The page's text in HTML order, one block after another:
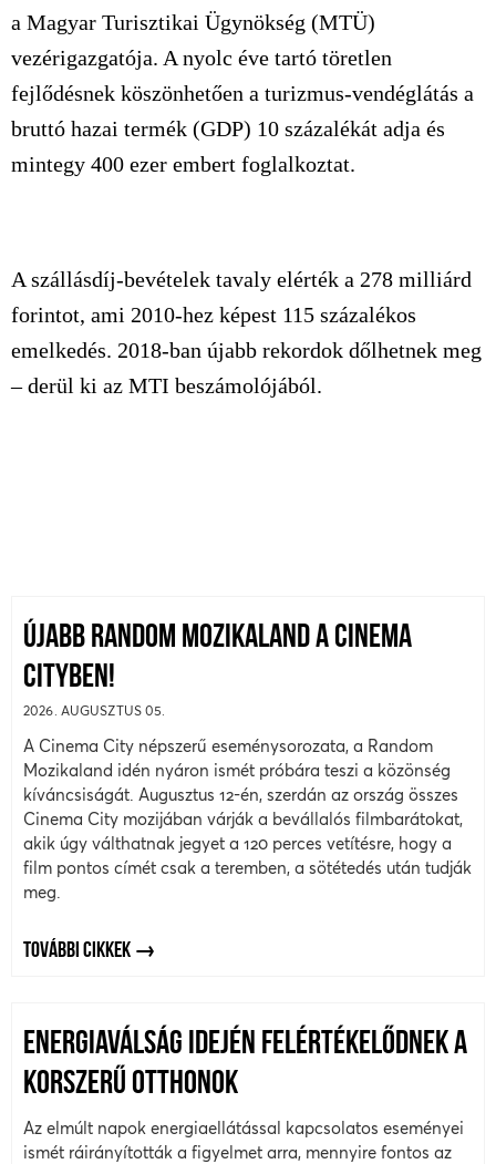
a Magyar Turisztikai Ügynökség (MTÜ)
vezérigazgatója. A nyolc éve tartó töretlen
fejlődésnek köszönhetően a turizmus-vendéglátás a
bruttó hazai termék (GDP) 10 százalékát adja és
mintegy 400 ezer embert foglalkoztat.
A szállásdíj-bevételek tavaly elérték a 278 milliárd
forintot, ami 2010-hez képest 115 százalékos
emelkedés. 2018-ban újabb rekordok dőlhetnek meg
– derül ki az MTI beszámolójából.
ÚJABB RANDOM MOZIKALAND A CINEMA
CITYBEN!
2026. AUGUSZTUS 05.
A Cinema City népszerű eseménysorozata, a Random
Mozikaland idén nyáron ismét próbára teszi a közönség
kíváncsiságát. Augusztus 12-én, szerdán az ország összes
Cinema City mozijában várják a bevállalós filmbarátokat,
akik úgy válthatnak jegyet a 120 perces vetítésre, hogy a
film pontos címét csak a teremben, a sötétedés után tudják
meg.
TOVÁBBI CIKKEK
ENERGIAVÁLSÁG IDEJÉN FELÉRTÉKELŐDNEK A
KORSZERŰ OTTHONOK
Az elmúlt napok energiaellátással kapcsolatos eseményei
ismét ráirányították a figyelmet arra, mennyire fontos az